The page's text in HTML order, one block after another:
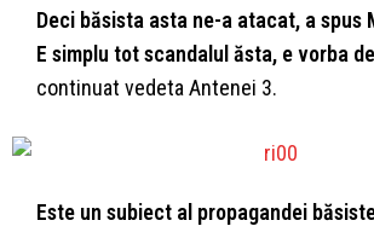
Deci băsista asta ne-a atacat, a spus
E simplu tot scandalul ăsta, e vorba
continuat vedeta Antenei 3.
Este un subiect al propagandei